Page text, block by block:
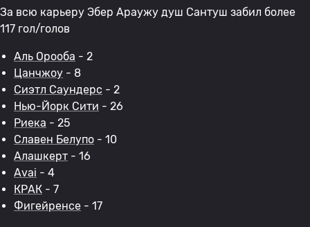
За всю карьеру Эбер Араужу душ Сантуш забил более
117 гол/голов
Аль Орооба - 2
Цанчжоу - 8
Сиэтл Саундерс - 2
Нью-Йорк Сити - 26
Риека - 25
Славен Белупо - 10
Алашкерт - 16
Avai - 4
КРАК - 7
Фигейренсе - 17